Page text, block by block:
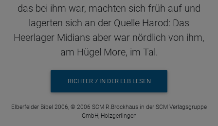
das bei ihm war, machten sich früh auf und
lagerten sich an der Quelle Harod: Das
Heerlager Midians aber war nördlich von ihm,
am Hügel More, im Tal.
RICHTER 7 IN DER ELB LESEN
Elberfelder Bibel 2006, © 2006 SCM R.Brockhaus in der SCM Verlagsgruppe
GmbH, Holzgerlingen